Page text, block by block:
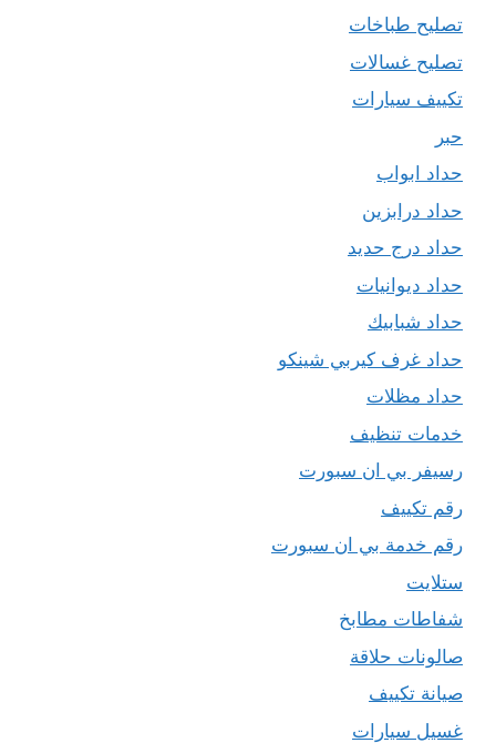
تصليح طباخات
تصليح غسالات
تكييف سيارات
حبر
حداد ابواب
حداد درابزين
حداد درج حديد
حداد ديوانيات
حداد شبابيك
حداد غرف كيربي شينكو
حداد مظلات
خدمات تنظيف
رسيفر بي ان سبورت
رقم تكييف
رقم خدمة بي ان سبورت
ستلايت
شفاطات مطابخ
صالونات حلاقة
صيانة تكييف
غسيل سيارات